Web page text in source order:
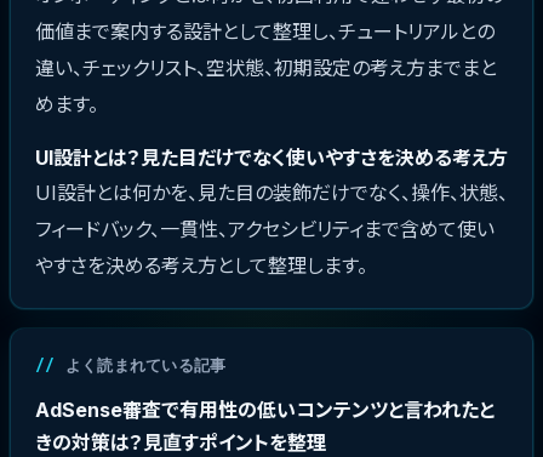
価値まで案内する設計として整理し、チュートリアルとの
違い、チェックリスト、空状態、初期設定の考え方までまと
めます。
UI設計とは？見た目だけでなく使いやすさを決める考え方
UI設計とは何かを、見た目の装飾だけでなく、操作、状態、
フィードバック、一貫性、アクセシビリティまで含めて使い
やすさを決める考え方として整理します。
よく読まれている記事
AdSense審査で有用性の低いコンテンツと言われたと
きの対策は？見直すポイントを整理